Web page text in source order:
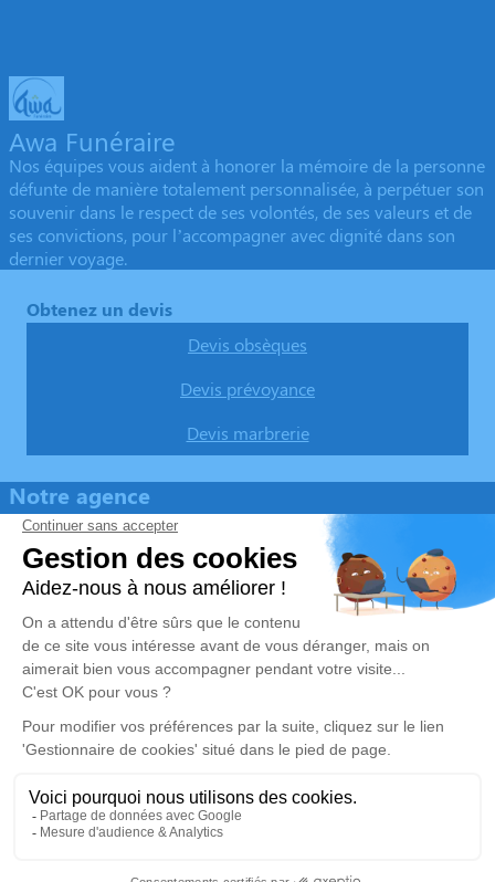
Awa Funéraire
Nos équipes vous aident à honorer la mémoire de la personne
défunte de manière totalement personnalisée, à perpétuer son
souvenir dans le respect de ses volontés, de ses valeurs et de
ses convictions, pour l’accompagner avec dignité dans son
dernier voyage.
Obtenez un devis
Devis obsèques
Devis prévoyance
Devis marbrerie
Notre agence
Awa Funéraire
09 74 32 87 81
contact@awa-funeraire.fr
107 avenue Henri Fréville – CS 10704 – 35200 – Rennes
5/5 – 63 avis
Nos Services
Organiser des obsèques
Monuments funéraires
Services aux familles
Liens utiles
Avis de décès
Demande de rendez-vous en
agence
Politique de traitement des données personnelles
Politique d’utilisation des cookies